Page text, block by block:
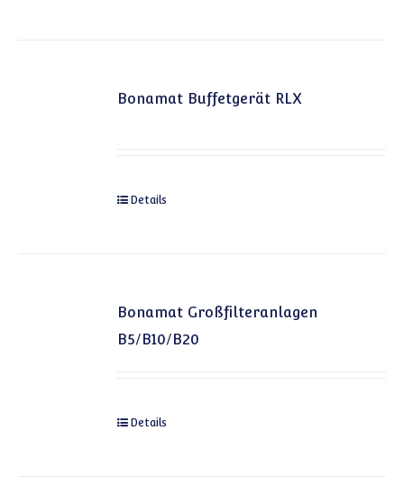
Bonamat Buffetgerät RLX
Details
Bonamat Großfilteranlagen
B5/B10/B20
Details